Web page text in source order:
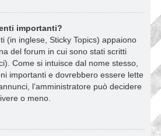
importanti?
(in inglese, Sticky Topics) appaiono
del forum in cui sono stati scritti
Come si intuisce dal nome stesso,
importanti e dovrebbero essere lette
l’amministratore può decidere
o meno.